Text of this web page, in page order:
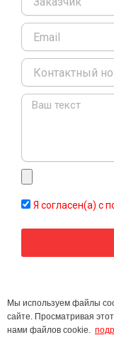
Email
Message
Я согласен(а) с
Мы используем файлы
сайте. Просматривая
нами файлов cookie.